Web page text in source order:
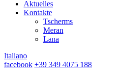
Aktuelles
Kontakte
Tscherms
Meran
Lana
Italiano
facebook +39 349 4075 188